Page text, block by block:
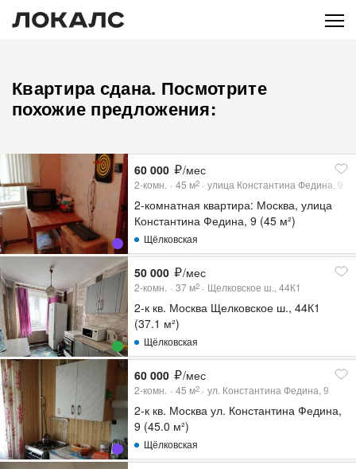
Квартира сдана. Посмотрите
похожие предложения:
60 000 /мес
2-комн. 45 м2 улица Константина Федина, 9
2-комнатная квартира: Москва, улица
Константина Федина, 9 (45 м²)
Щёлковская
50 000 /мес
2-комн. 37 м2 Щелковское ш., 44К1
2-к кв. Москва Щелковское ш., 44К1
(37.1 м²)
Щёлковская
60 000 /мес
2-комн. 45 м2 ул. Константина Федина, 9
2-к кв. Москва ул. Константина Федина,
9 (45.0 м²)
Щёлковская